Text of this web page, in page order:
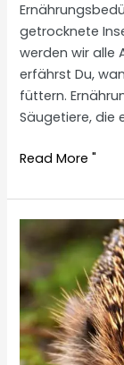
getrocknete
werden wir alle
erfährst Du,
füttern.
Säugetiere, die
Dried
for
hedgehogs
Read More "